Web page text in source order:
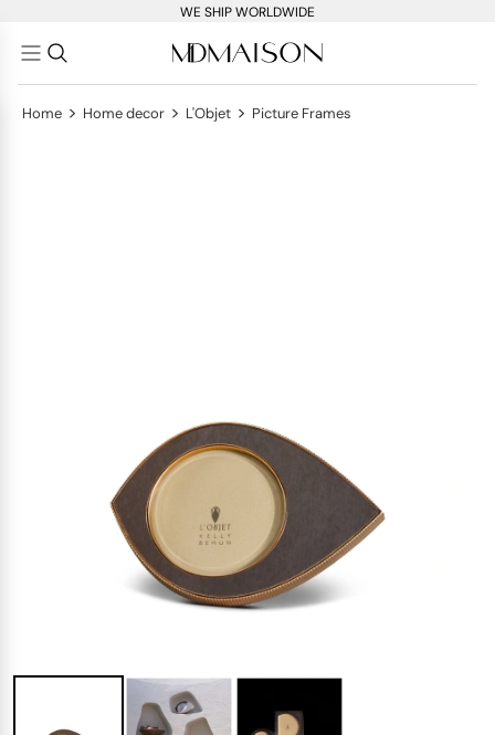
WE SHIP WORLDWIDE
Home > Home decor > L'Objet > Picture Frames